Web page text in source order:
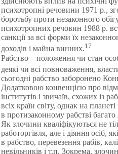
психотропні речовини 1971 р.,
боротьбу проти незаконного
психотропних речовин 1988 р.
санкції за всі форми їх
доходів і майна винних.17
Рабство – положення чи стан
деякі чи всі повноваження,
сьогодні рабство заборонено
Додатковою конвенцією про
інститутів і звичаїв, схожих із
всіх країн світу, однак на
в протизаконному рабстві
Як злочини кваліфікуються не
работоргівля, але і діяння осіб,
в рабство, перевезення рабів,
невільників і т.п. Зокрема,